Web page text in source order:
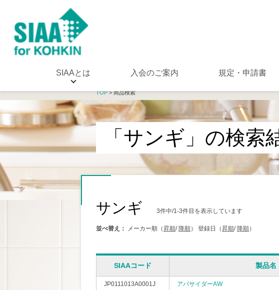
SIAAとは 入会のご案内 規定・申請書
TOP> 商品検索
「サンギ」の検索
サンギ 3件中/1-3件目を表示しています
並べ替え： メーカー順（昇順/ 降順） 登録日（昇順/ 降順）
SIAAコード 製品名
JP0111013A0001J アパサイダーAW